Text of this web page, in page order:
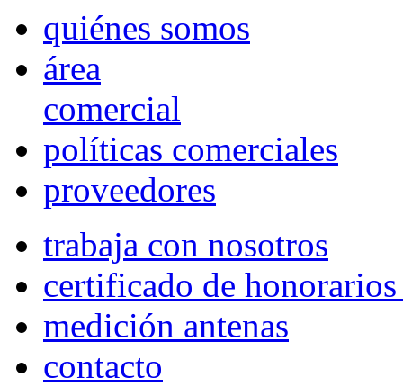
quiénes somos
área
comercial
políticas comerciales
proveedores
trabaja con nosotros
certificado de
medición antenas
contacto